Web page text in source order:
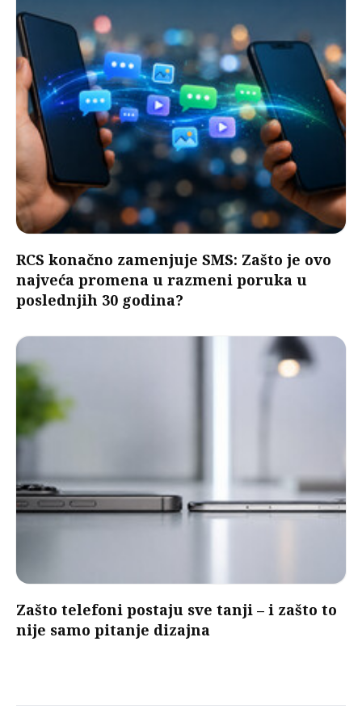
RCS konačno zamenjuje SMS: Zašto je ovo
najveća promena u razmeni poruka u
poslednjih 30 godina?
Zašto telefoni postaju sve tanji – i zašto to
nije samo pitanje dizajna